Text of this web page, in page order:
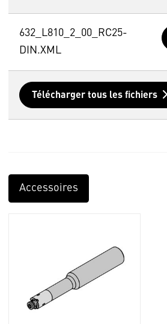
632_L810_2_00_RC25-
DIN.XML
Télécharger tous les fichiers
Accessoires